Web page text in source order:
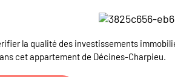
la qualité des investissements
cet appartement de Décines-Charpieu.